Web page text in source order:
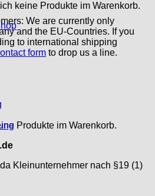
keine Produkte im Warenkorb.
Produkte im Warenkorb.
We are currently only
and the EU-Countries. If you
to international shipping
form to drop us a line.
Kleinunternehmer nach §19 (1)